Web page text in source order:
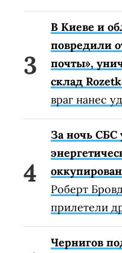
В Киеве и
повредили
почты»,
склад
враг нанес
За ночь СБС
Роберт
прилетели
Чернигов